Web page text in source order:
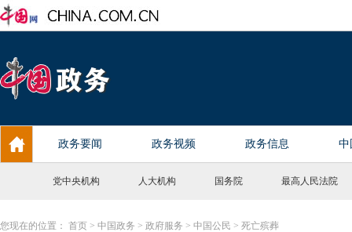
党中央机构 人大机构 国务院 最高人民法院
您现在的位置： 首页 > 中国政务 > 政府服务 > 中国公民 > 死亡殡葬